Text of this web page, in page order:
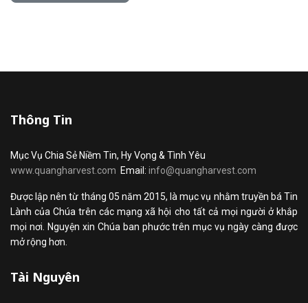
Thông Tin
Mục Vụ Chia Sẻ Niềm Tin, Hy Vọng & Tình Yêu
www.quangharvest.com Email: info@quangharvest.com
Được lập nên từ tháng 05 năm 2015, là mục vụ nhằm truyền bá Tin
Lành của Chúa trên các mạng xã hội cho tất cả mọi người ở khắp
mọi nơi. Nguyện xin Chúa ban phước trên mục vụ ngày càng được
mở rộng hơn.
Tài Nguyên